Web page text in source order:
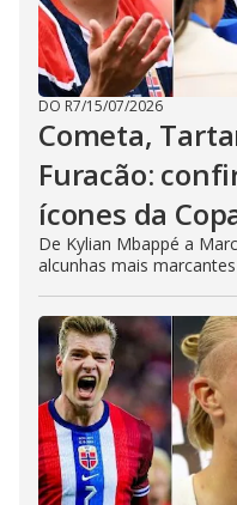
DO R7/15/07/2026
Cometa,
Furacão:
ícones da
De Kylian Mbappé a
alcunhas mais